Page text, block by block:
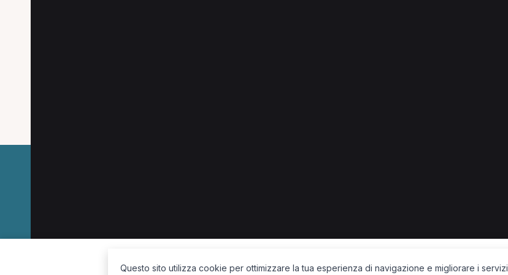
Questo sito utilizza cookie per ottimizzare la tua esperienza di navigazione e migliorare i servizi